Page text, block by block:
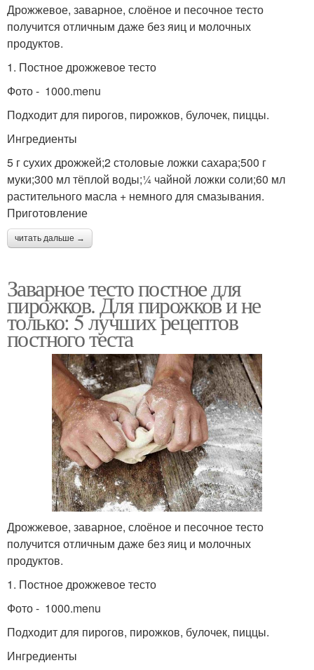
Дрожжевое, заварное, слоёное и песочное тесто
получится отличным даже без яиц и молочных
продуктов.
1. Постное дрожжевое тесто
Фото - 1000.menu
Подходит для пирогов, пирожков, булочек, пиццы.
Ингредиенты
5 г сухих дрожжей;2 столовые ложки сахара;500 г
муки;300 мл тёплой воды;¼ чайной ложки соли;60 мл
растительного масла + немного для смазывания.
Приготовление
читать дальше →
Заварное тесто постное для
пирожков. Для пирожков и не
только: 5 лучших рецептов
постного теста
Дрожжевое, заварное, слоёное и песочное тесто
получится отличным даже без яиц и молочных
продуктов.
1. Постное дрожжевое тесто
Фото - 1000.menu
Подходит для пирогов, пирожков, булочек, пиццы.
Ингредиенты